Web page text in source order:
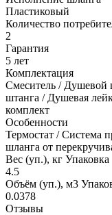
Пластиковый
Количество
2
Гарантия
5 лет
Комплектация
Смеситель / Душевой
штанга / Душевая
комплект
Особенности
Термостат / Система
шланга от
Вес (уп.), кг Упаковка
4.5
Объём (уп.), м3
0.0378
Отзывы